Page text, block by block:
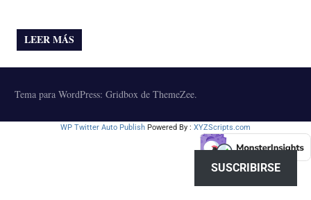
LEER MÁS
Tema para WordPress: Gridbox de ThemeZee.
WP Twitter Auto Publish Powered By : XYZScripts.com
SUSCRIBIRSE